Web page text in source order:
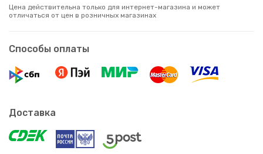
Цена действительна только для интернет-магазина и может
отличаться от цен в розничных магазинах
Способы оплаты
Доставка